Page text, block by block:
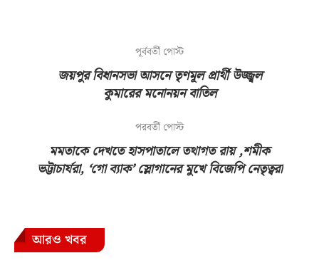
পূর্ববর্তী পোস্ট
জয়পুর বিধানসভা আসনে তৃণমূল প্রার্থী উজ্জ্বল
কুমারের মনোনয়ন বাতিল
পরবর্তী পোস্ট
মমতাকে দেখতে হাসপাতালে তথাগত রায় ,শমীক
ভট্টাচার্যরা, ‘গো ব্যাক’ স্লোগানের মুখে বিজেপি নেতৃত্বরা
আরও খবর